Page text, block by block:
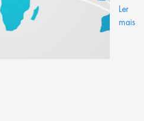
Ler
mais